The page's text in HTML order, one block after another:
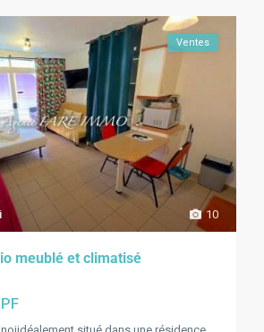
10
Ventes
meublé et climatisé